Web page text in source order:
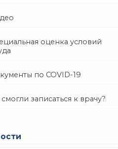
оценка условий
по COVID-19
записаться к врачу?